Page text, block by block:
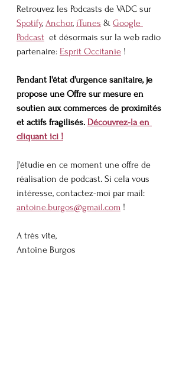
Retrouvez les Podcasts de VADC sur
Spotify, Anchor, iTunes & Google
Podcast
  et désormais sur la web radio
partenaire: Esprit Occitanie !
Pendant l'état d'urgence sanitaire, je
propose une Offre sur mesure en
soutien aux commerces de proximités
et actifs fragilisés. Découvrez-la en
cliquant ici !
J'étudie en ce moment une offre de
réalisation de podcast. Si cela vous
intéresse, contactez-moi par mail:
antoine.burgos@gmail.com !
A très vite,
Antoine Burgos